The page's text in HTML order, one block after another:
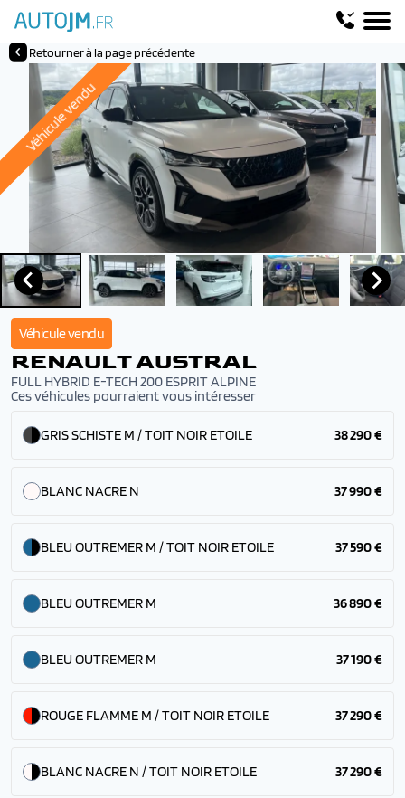
Retourner à la page précédente
Véhicule vendu
Véhicule vendu
RENAULT AUSTRAL
FULL HYBRID E-TECH 200 ESPRIT ALPINE
Ces véhicules pourraient vous intéresser
GRIS SCHISTE M / TOIT NOIR ETOILE 38 290 €
BLANC NACRE N 37 990 €
BLEU OUTREMER M / TOIT NOIR ETOILE 37 590 €
BLEU OUTREMER M 36 890 €
BLEU OUTREMER M 37 190 €
ROUGE FLAMME M / TOIT NOIR ETOILE 37 290 €
BLANC NACRE N / TOIT NOIR ETOILE 37 290 €